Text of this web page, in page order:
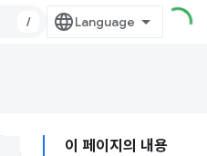
/
이 페이지의 내용